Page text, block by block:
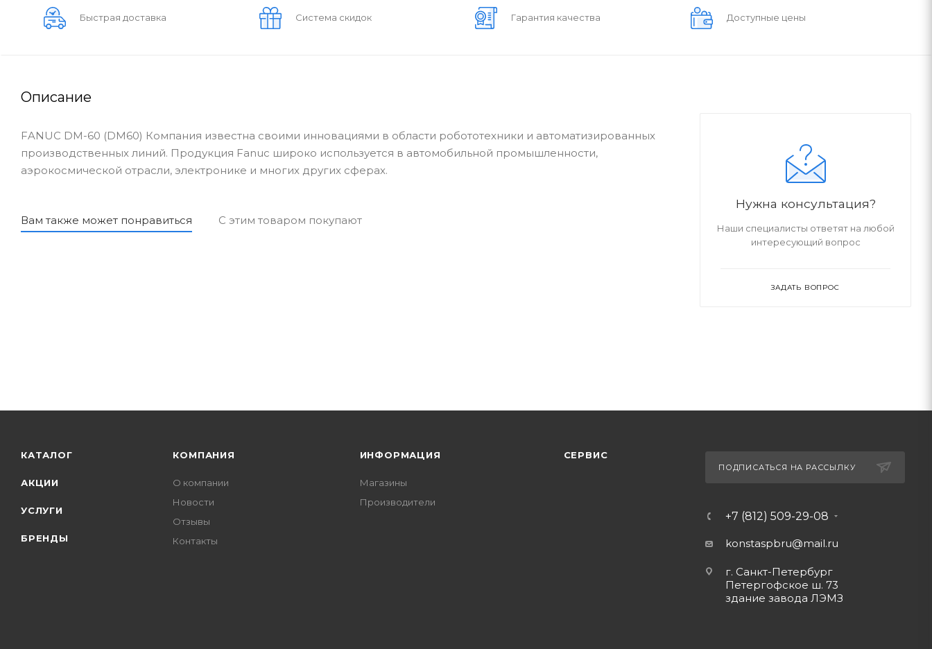
Быстрая доставка Система скидок Гарантия качества Доступные цены
Описание
FANUC DM-60 (DM60) Компания известна своими инновациями в области робототехники и автоматизированных
производственных линий. Продукция Fanuc широко используется в автомобильной промышленности,
аэрокосмической отрасли, электронике и многих других сферах.
Вам также может понравиться С этим товаром покупают
Нужна консультация?
Наши специалисты ответят на любой
интересующий вопрос
ЗАДАТЬ ВОПРОС
КАТАЛОГ
АКЦИИ
УСЛУГИ
БРЕНДЫ
КОМПАНИЯ
О компании
Новости
Отзывы
Контакты
ИНФОРМАЦИЯ
Магазины
Производители
СЕРВИС
ПОДПИСАТЬСЯ НА РАССЫЛКУ
+7 (812) 509-29-08
konstaspbru@mail.ru
г. Санкт-Петербург
Петергофское ш. 73
здание завода ЛЭМЗ